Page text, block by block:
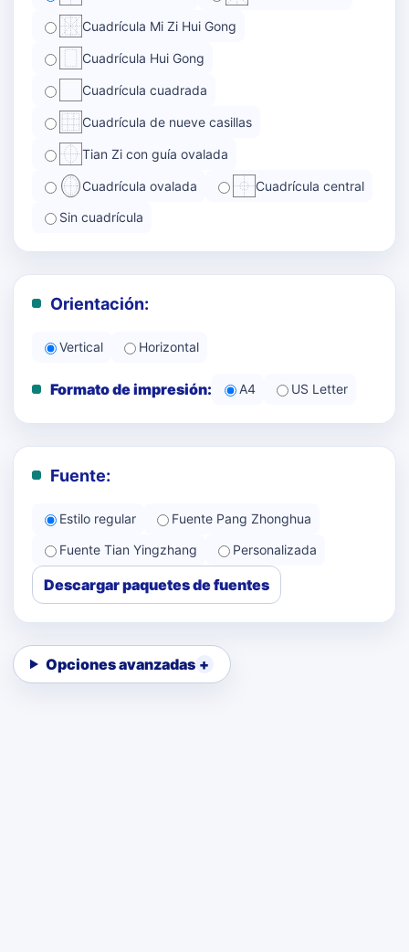
Cuadrícula Mi Zi Hui Gong
Cuadrícula Hui Gong
Cuadrícula cuadrada
Cuadrícula de nueve casillas
Tian Zi con guía ovalada
Cuadrícula ovalada Cuadrícula central
Sin cuadrícula
Orientación:
Vertical Horizontal
Formato de impresión: A4 US Letter
Fuente:
Estilo regular
Fuente Pang Zhonghua
Fuente Tian Yingzhang
Personalizada
Descargar paquetes de fuentes
Opciones avanzadas